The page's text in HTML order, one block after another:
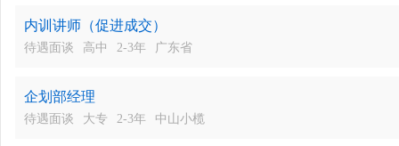
内训讲师（促进成交）
待遇面谈 高中 2-3年 广东省
企划部经理
待遇面谈 大专 2-3年 中山小榄